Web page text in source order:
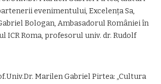
evenimentului, Excelența Sa,
Bologan, Ambasadorul României în
ICR Roma, profesorul univ. dr. Rudolf
Marilen Gabriel Pirtea: „Cultura